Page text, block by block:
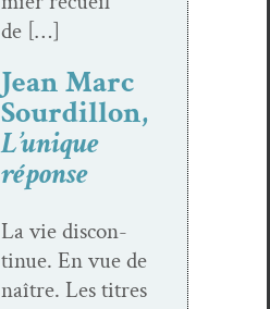
de […]
Jean Marc
Sourdillon,
L’unique
réponse
La vie dis­con­
tin­ue. En vue de
naître. Les titres